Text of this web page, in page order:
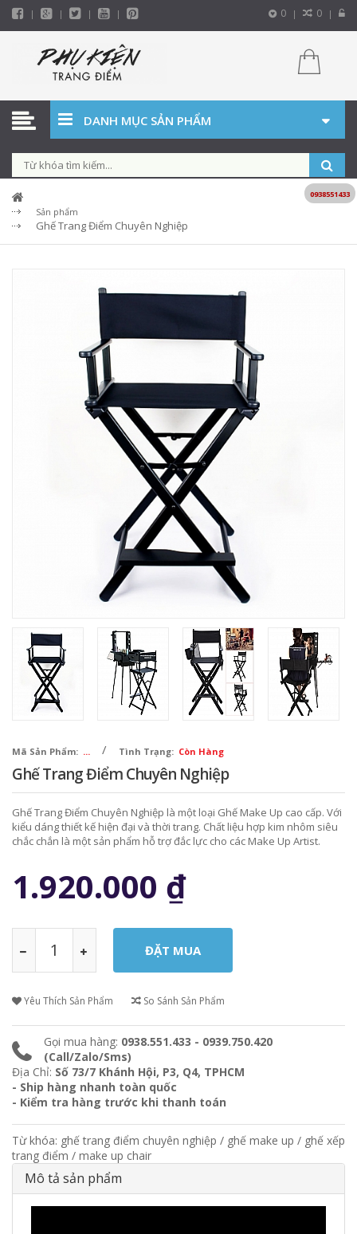
0 0
DANH MỤC SẢN PHẨM
Sản phẩm
Ghế Trang Điểm Chuyên Nghiệp
Mã Sản Phẩm: ... / Tình Trạng: Còn Hàng
Ghế Trang Điểm Chuyên Nghiệp
Ghế Trang Điểm Chuyên Nghiệp là một loại Ghế Make Up cao cấp. Với
kiểu dáng thiết kế hiện đại và thời trang. Chất liệu hợp kim nhôm siêu
chắc chắn là một sản phẩm hỗ trợ đắc lực cho các Make Up Artist.
1.920.000 ₫
Yêu Thích Sản Phẩm So Sánh Sản Phẩm
Gọi mua hàng: 0938.551.433 - 0939.750.420
(Call/Zalo/Sms)
Địa Chỉ: Số 73/7 Khánh Hội, P3, Q4, TPHCM
- Ship hàng nhanh toàn quốc
- Kiểm tra hàng trước khi thanh toán
Từ khóa: ghế trang điểm chuyên nghiệp / ghế make up / ghế xếp
trang điểm / make up chair
Mô tả sản phẩm
0938551433